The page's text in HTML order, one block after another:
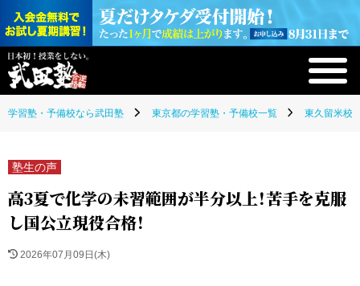
学習塾・予備校なら武田塾 東京都の学習塾・予備校一覧 東久留米校(
塾生の声
高3夏で化学の未習範囲が半分以上！苦手を克服
し国公立現役合格！
2026年07月09日(木)